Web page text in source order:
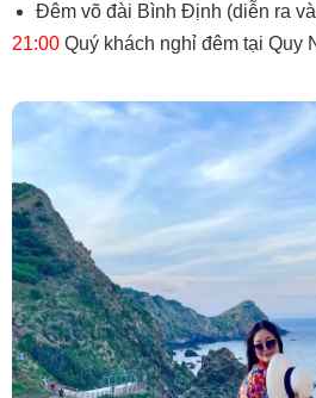
Đêm võ đài Bình Định (diễn ra
21:00 Quý khách nghỉ đêm tại Quy